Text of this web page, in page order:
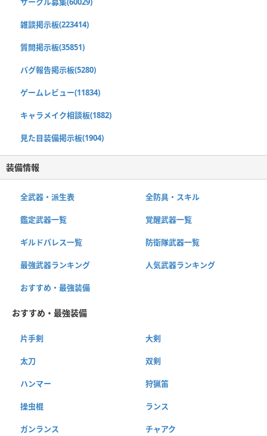
雑談掲示板(223414)
質問掲示板(35851)
バグ報告掲示板(5280)
ゲームレビュー(11834)
キャラメイク相談板(1882)
見た目装備掲示板(1904)
装備情報
全武器・派生表 全防具・スキル
鑑定武器一覧 覚醒武器一覧
ギルドパレス一覧 防衛隊武器一覧
最強武器ランキング 人気武器ランキング
おすすめ・最強装備
おすすめ・最強装備
片手剣 大剣
太刀 双剣
ハンマー 狩猟笛
操虫棍 ランス
ガンランス チャアク